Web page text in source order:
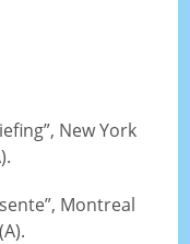
New York
Montreal